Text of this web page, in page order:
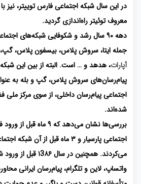
در این سال شبکه اجتماعی فارس توییتر، نیز
معروف توئیتر راه‌اندازی گردید.
دهه ۹۰ سال رشد و شکوفایی شبکه‌های
جمله ایتا، سروش پلاس، بیسفون پلاس، گپ،
آپارات، هدهد و … است. البته از بین این
پیام‌رسان‌های سروش پلاس، گپ و بله به
اجتماعی پیام‌رسان‌ داخلی، از سوی مرکز
شده‌اند.
بررسی‌ها نشان می‌دهد که ۹
اجتماعی پارسیار و ۳ ماه قبل از آن
می‌کردند. همچنین در سال
واتساپ، لاین و تلگرام، پیام‌رسان ایرانی